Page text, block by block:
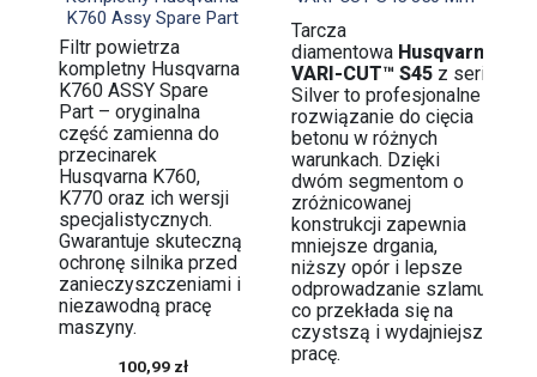
K760 Assy Spare Part
Filtr powietrza
kompletny Husqvarna
K760 ASSY Spare
Part – oryginalna
część zamienna do
przecinarek
Husqvarna K760,
K770 oraz ich wersji
specjalistycznych.
Gwarantuje skuteczną
ochronę silnika przed
zanieczyszczeniami i
niezawodną pracę
maszyny.
100,99 zł
Tarcza
diamentowa Husqvarna
VARI-CUT™ S45z serii
Silver to profesjonalne
rozwiązanie do cięcia
betonu w różnych
warunkach. Dzięki
dwóm segmentom o
zróżnicowanej
konstrukcji zapewnia
mniejsze drgania,
niższy opór i lepsze
odprowadzanie szlamu,
co przekłada się na
czystszą i wydajniejszą
pracę.